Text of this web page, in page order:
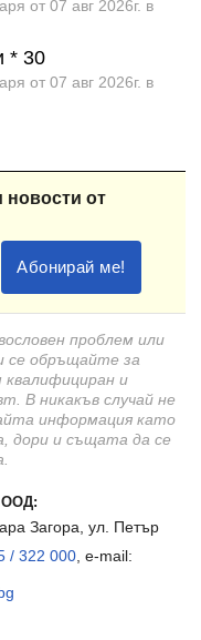
от 07 авг 2026г. в
* 30
от 07 авг 2026г. в
новости от
проблем или
се обръщайте за
квалифициран и
В никакъв случай не
информация като
дори и същата да се
ООД:
Загора, ул. Петър
/ 322 000, e-mail: